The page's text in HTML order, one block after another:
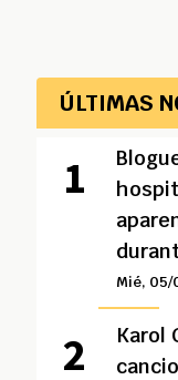
ÚLTIMAS
Mié, 05/
Karol